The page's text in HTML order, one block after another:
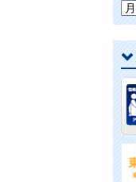
月
別
ア
ー
カ
イ
ブ